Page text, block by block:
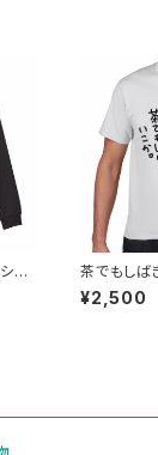
ャ
茶でもしば
（お茶）
¥2,500